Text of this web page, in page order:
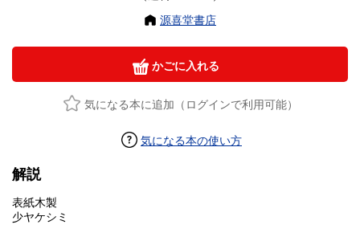
源喜堂書店
かごに入れる
気になる本に追加（ログインで利用可能）
気になる本の使い方
解説
表紙木製
少ヤケシミ